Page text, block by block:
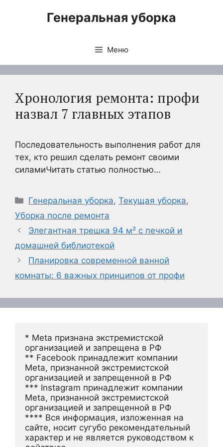
Генеральная уборка
Меню
Хронология ремонта: профи
назвал 7 главных этапов
Последовательность выполнения работ для
тех, кто решил сделать ремонт своими
силамиЧитать статью полностью…
Рубрики
Генеральная уборка,Текущая уборка,
Уборка после ремонта
Элегантная трешка 94 м² с печкой и
домашней библиотекой
Планировка современной ванной
комнаты: 6 важных принципов от профи
* Meta признана экстремистской
организацией и запрещена в РФ
** Facebook принадлежит компании
Meta, признанной экстремистской
организацией и запрещенной в РФ
*** Instagram принадлежит компании
Meta, признанной экстремистской
организацией и запрещенной в РФ
**** Вся информация, изложенная на
сайте, носит сугубо рекомендательный
характер и не является руководством к